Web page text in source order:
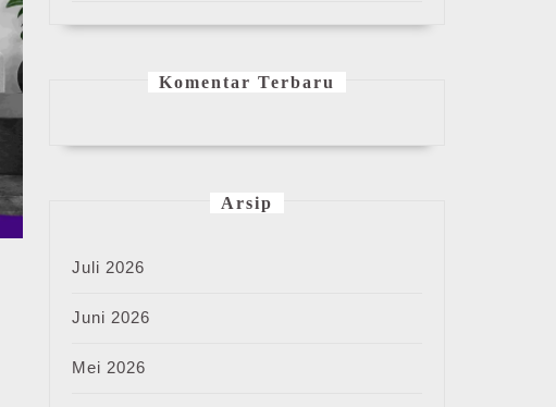
Komentar Terbaru
Arsip
Juli 2026
Juni 2026
Mei 2026